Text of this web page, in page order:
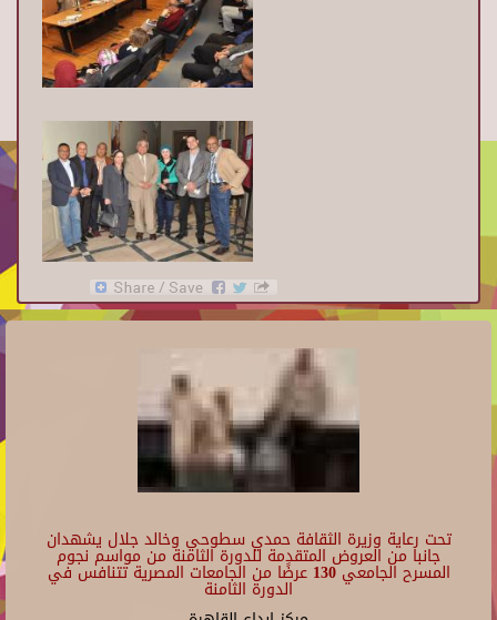
تحت رعاية وزيرة الثقافة حمدي سطوحي وخالد جلال يشهدان
جانبا من العروض المتقدمة للدورة الثامنة من مواسم نجوم
المسرح الجامعي 130 عرضًا من الجامعات المصرية تتنافس في
الدورة الثامنة